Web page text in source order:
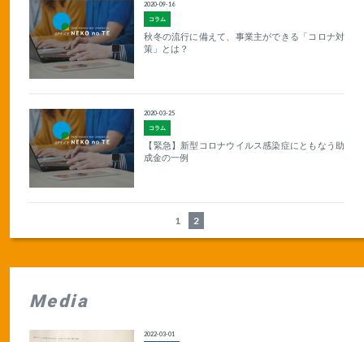
コラム
2020-09-16
秋冬の流行に備えて、事業主ができる「コロナ対
策」とは？
コラム
2020-03-25
【緊急】新型コロナウイルス感染症にともなう助
成金の一例
1 2
Media
2022-03-01